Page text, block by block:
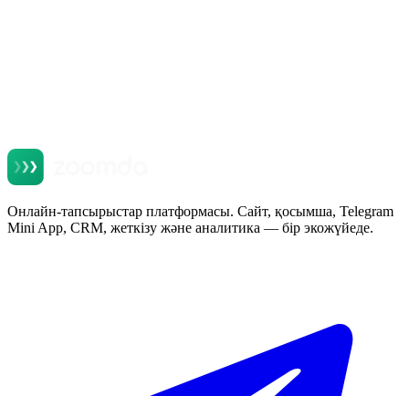
Онлайн-тапсырыстар платформасы. Сайт, қосымша, Telegram
Mini App, CRM, жеткізу және аналитика — бір экожүйеде.